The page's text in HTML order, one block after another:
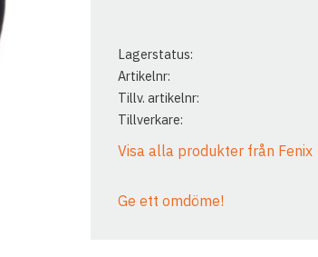
Lagerstatus
Artikelnr
Tillv. artikelnr
Tillverkare
Visa alla produkter från Fenix
Ge ett omdöme!